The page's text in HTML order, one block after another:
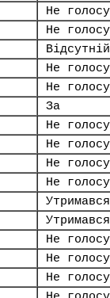
Не
Не
Відсутній
Не
Не
За
Не
Не
Не
Не
Утримався
Утримався
Не
Не
Не